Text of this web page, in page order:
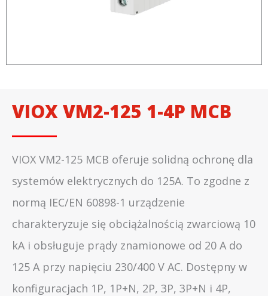
VIOX VM2-125 1-4P MCB
VIOX VM2-125 MCB oferuje solidną ochronę dla
systemów elektrycznych do 125A. To zgodne z
normą IEC/EN 60898-1 urządzenie
charakteryzuje się obciążalnością zwarciową 10
kA i obsługuje prądy znamionowe od 20 A do
125 A przy napięciu 230/400 V AC. Dostępny w
konfiguracjach 1P, 1P+N, 2P, 3P, 3P+N i 4P,